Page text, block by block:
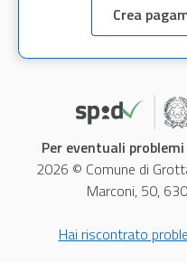
Crea
Per eventuali
2026 © Comune di
Marconi, 50,
Hai riscontrato